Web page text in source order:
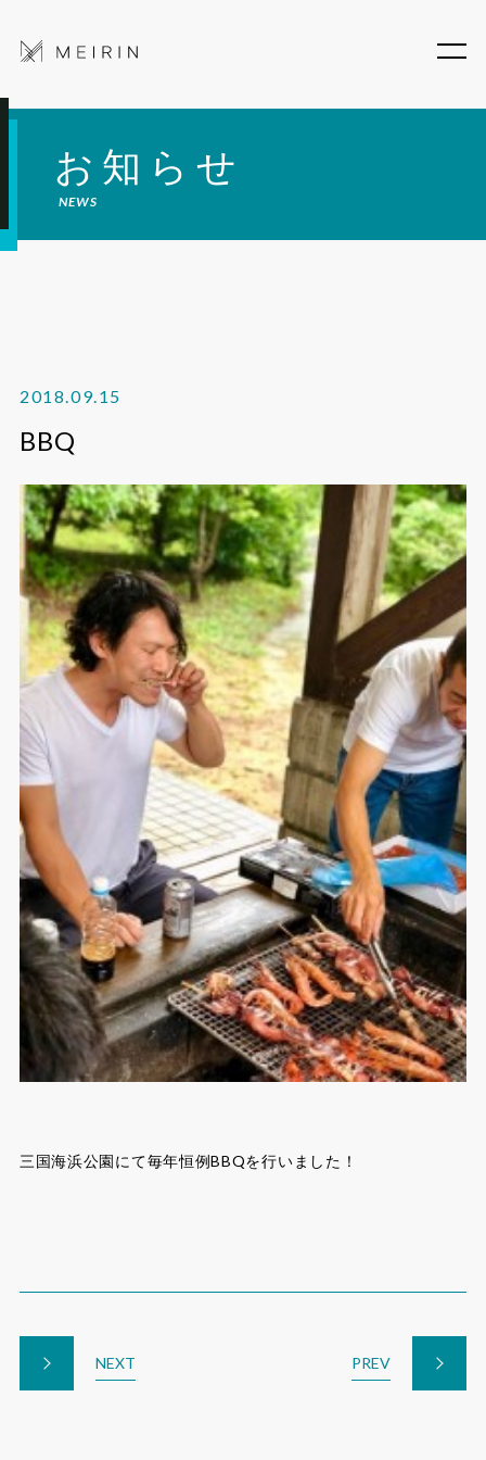
お知らせ
NEWS
2018.09.15
BBQ
三国海浜公園にて毎年恒例BBQを行いました！
NEXT PREV